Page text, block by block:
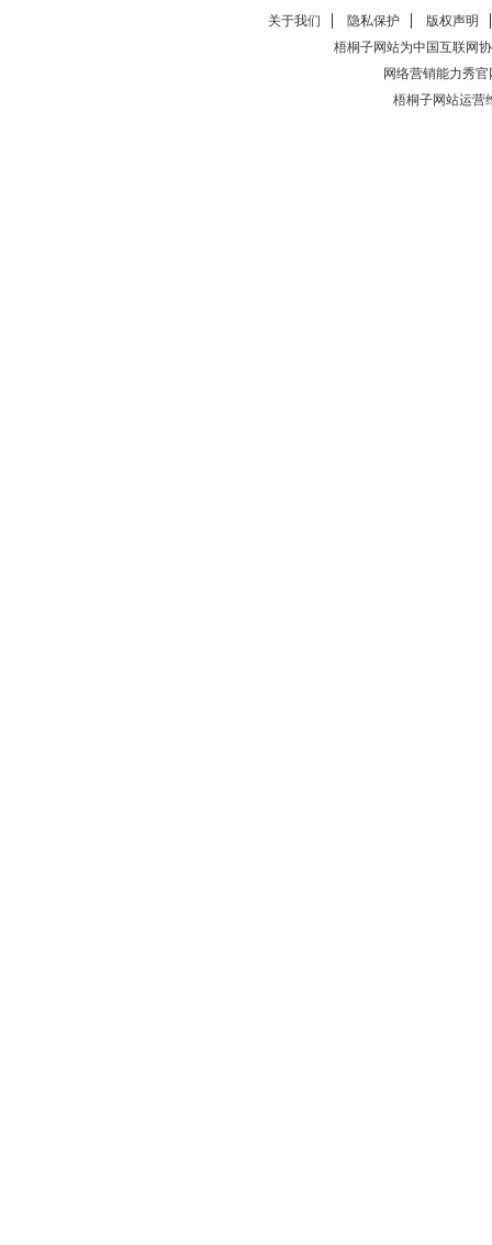
关于我们 隐私保护
版权声明
梧桐子网站为中国互联网
网络营销能力秀官
梧桐子网站运营